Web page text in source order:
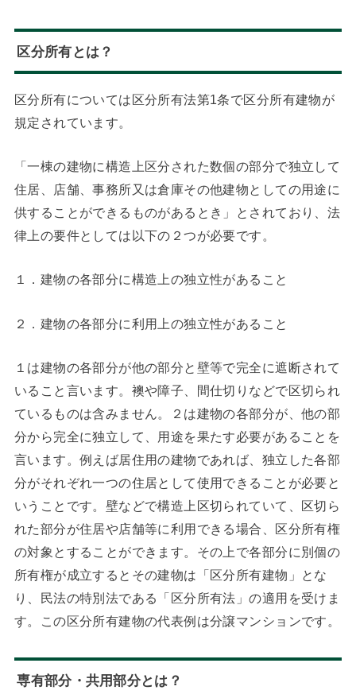
区分所有とは？
区分所有については区分所有法第1条で区分所有建物が
規定されています。
「一棟の建物に構造上区分された数個の部分で独立して
住居、店舗、事務所又は倉庫その他建物としての用途に
供することができるものがあるとき」とされており、法
律上の要件としては以下の２つが必要です。
１．建物の各部分に構造上の独立性があること
２．建物の各部分に利用上の独立性があること
１は建物の各部分が他の部分と壁等で完全に遮断されて
いること言います。襖や障子、間仕切りなどで区切られ
ているものは含みません。２は建物の各部分が、他の部
分から完全に独立して、用途を果たす必要があることを
言います。例えば居住用の建物であれば、独立した各部
分がそれぞれ一つの住居として使用できることが必要と
いうことです。壁などで構造上区切られていて、区切ら
れた部分が住居や店舗等に利用できる場合、区分所有権
の対象とすることができます。その上で各部分に別個の
所有権が成立するとその建物は「区分所有建物」とな
り、民法の特別法である「区分所有法」の適用を受けま
す。この区分所有建物の代表例は分譲マンションです。
専有部分・共用部分とは？